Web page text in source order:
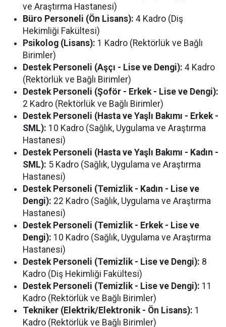
ve Araştırma Hastanesi)
Büro Personeli (Ön Lisans): 4 Kadro (Diş
Hekimliği Fakültesi)
Psikolog (Lisans): 1 Kadro (Rektörlük ve Bağlı
Birimler)
Destek Personeli (Aşçı - Lise ve Dengi): 4 Kadro
(Rektörlük ve Bağlı Birimler)
Destek Personeli (Şoför - Erkek - Lise ve Dengi):
2 Kadro (Rektörlük ve Bağlı Birimler)
Destek Personeli (Hasta ve Yaşlı Bakımı - Erkek -
SML): 10 Kadro (Sağlık, Uygulama ve Araştırma
Hastanesi)
Destek Personeli (Hasta ve Yaşlı Bakımı - Kadın -
SML): 5 Kadro (Sağlık, Uygulama ve Araştırma
Hastanesi)
Destek Personeli (Temizlik - Kadın - Lise ve
Dengi): 22 Kadro (Sağlık, Uygulama ve Araştırma
Hastanesi)
Destek Personeli (Temizlik - Erkek - Lise ve
Dengi): 10 Kadro (Sağlık, Uygulama ve Araştırma
Hastanesi)
Destek Personeli (Temizlik - Lise ve Dengi): 8
Kadro (Diş Hekimliği Fakültesi)
Destek Personeli (Temizlik - Lise ve Dengi): 11
Kadro (Rektörlük ve Bağlı Birimler)
Tekniker (Elektrik/Elektronik - Ön Lisans): 1
Kadro (Rektörlük ve Bağlı Birimler)